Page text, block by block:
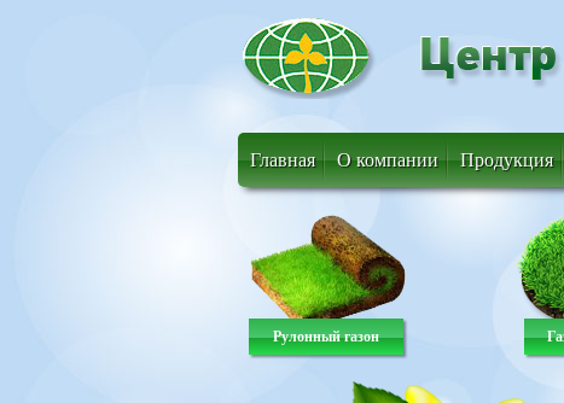
Главная О компании Продукция
Рулонный газон